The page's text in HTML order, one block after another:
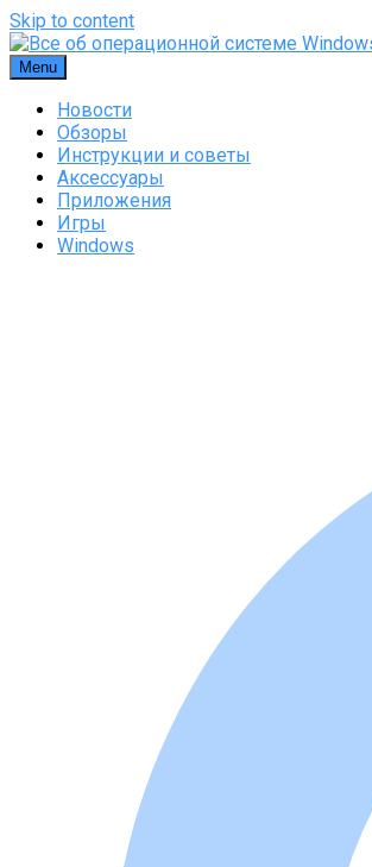
Skip to content
Menu
Новости
Обзоры
Инструкции и советы
Аксессуары
Приложения
Игры
Windows